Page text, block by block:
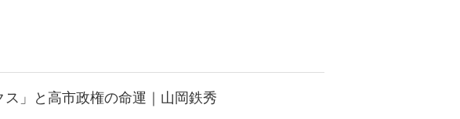
」と高市政権の命運｜山岡鉄秀